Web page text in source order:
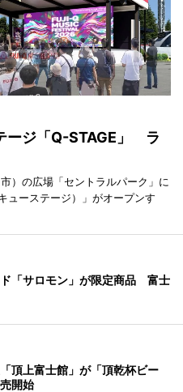
ージ「Q-STAGE」 ラ
）の広場「セントラルパーク」に
ューステージ）」がオープンす
「サロモン」が限定商品 富士
頂上富士館」が「頂乾杯ビー
開始